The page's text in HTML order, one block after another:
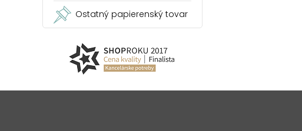
Ostatný papierenský tovar